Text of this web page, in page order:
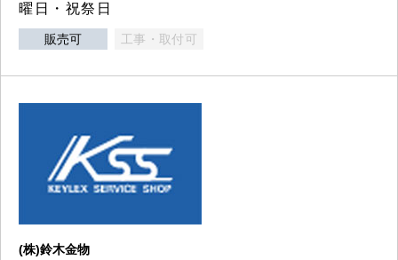
曜日・祝祭日
販売可 工事・取付可
(株)鈴木金物